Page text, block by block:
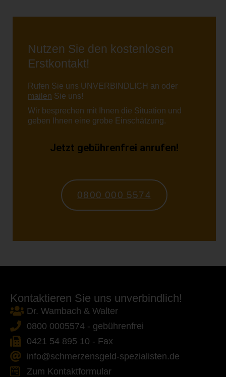
Nutzen Sie den kostenlosen
Erstkontakt!
Rufen Sie uns UNVERBINDLICH an oder
mailen Sie uns!
Wir besprechen mit Ihnen die Situation und
geben Ihnen eine grobe Einschätzung.
Jetzt gebührenfrei anrufen!
0800 000 5574
Kontaktieren Sie uns unverbindlich!
Dr. Wambach & Walter
0800 0005574 - gebührenfrei
0421 54 895 10 - Fax
info@schmerzensgeld-spezialisten.de
Zum Kontaktformular